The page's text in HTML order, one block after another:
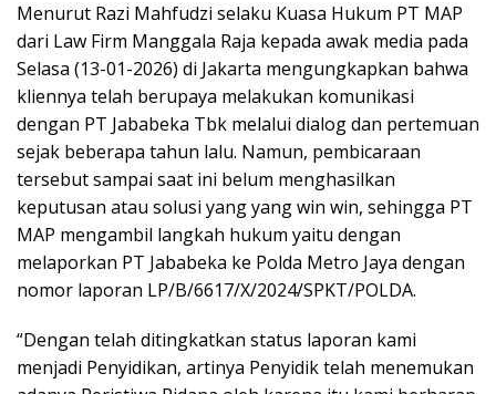
Menurut Razi Mahfudzi selaku Kuasa Hukum PT MAP
dari Law Firm Manggala Raja kepada awak media pada
Selasa (13-01-2026) di Jakarta mengungkapkan bahwa
kliennya telah berupaya melakukan komunikasi
dengan PT Jababeka Tbk melalui dialog dan pertemuan
sejak beberapa tahun lalu. Namun, pembicaraan
tersebut sampai saat ini belum menghasilkan
keputusan atau solusi yang yang win win, sehingga PT
MAP mengambil langkah hukum yaitu dengan
melaporkan PT Jababeka ke Polda Metro Jaya dengan
nomor laporan LP/B/6617/X/2024/SPKT/POLDA.
“Dengan telah ditingkatkan status laporan kami
menjadi Penyidikan, artinya Penyidik telah menemukan